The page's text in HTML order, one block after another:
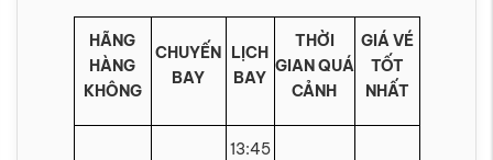
HÃNG
HÀNG
KHÔNG
CHUYẾN
BAY
LỊCH
BAY
THỜI
GIAN QUÁ
CẢNH
GIÁ VÉ
TỐT
NHẤT
13:45